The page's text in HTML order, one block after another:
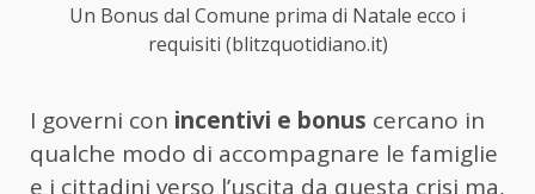
Un Bonus dal Comune prima di Natale ecco i
requisiti (blitzquotidiano.it)
I governi con incentivi e bonus cercano in
qualche modo di accompagnare le famiglie
e i cittadini verso l’uscita da questa crisi ma,